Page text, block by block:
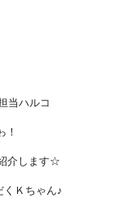
ハルコ
！
介します☆
くＫちゃん♪